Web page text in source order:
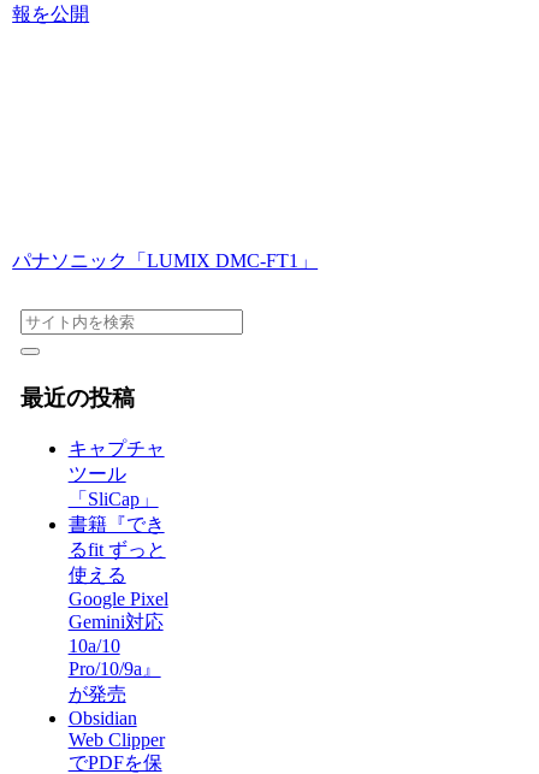
報を公開
パナソニック「LUMIX DMC-FT1」
最近の投稿
キャプチャ
ツール
「SliCap」
書籍『でき
るfit ずっと
使える
Google Pixel
Gemini対応
10a/10
Pro/10/9a』
が発売
Obsidian
Web Clipper
でPDFを保